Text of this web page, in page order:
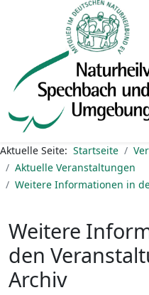
Aktuelle Seite: Startseite
Aktuelle Veranstaltungen
Weitere Informationen in
Weitere
den
Archiv